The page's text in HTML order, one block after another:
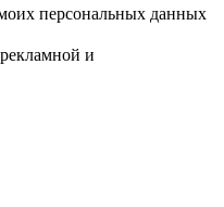
персональных данных
и